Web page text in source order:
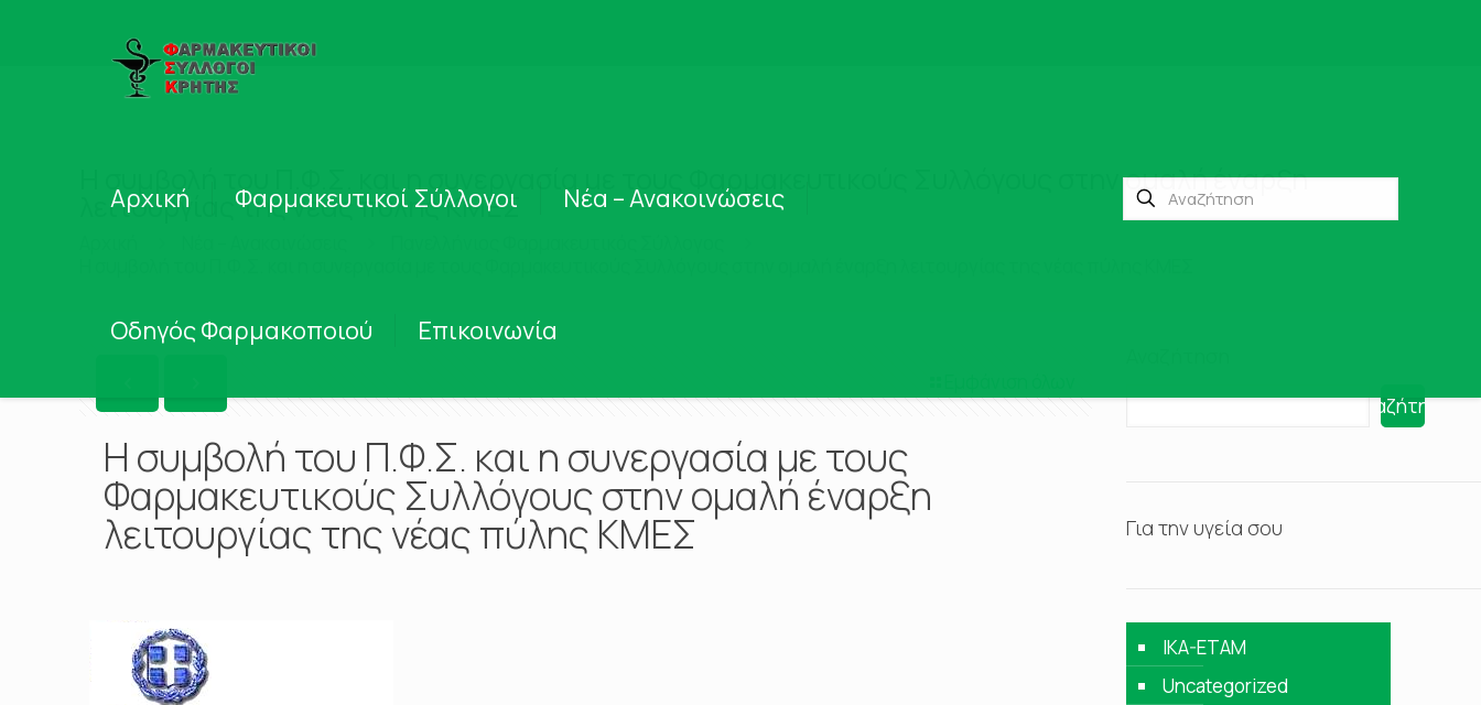
Αρχική Φαρμακευτικοί Σύλλογοι Νέα – Ανακοινώσεις
Οδηγός Φαρμακοποιού Επικοινωνία
Η συμβολή του Π.Φ.Σ. και η συνεργασία με τους Φαρμακευτικούς Συλλόγους στην ομαλή έναρξη
λειτουργίας της νέας πύλης ΚΜΕΣ
Η συμβολή του Π.Φ.Σ. και η συνεργασία με τους
Φαρμακευτικούς Συλλόγους στην ομαλή έναρξη
λειτουργίας της νέας πύλης ΚΜΕΣ
Αναζήτηση
Για την υγεία σου
IKA-ETAM
Uncategorized